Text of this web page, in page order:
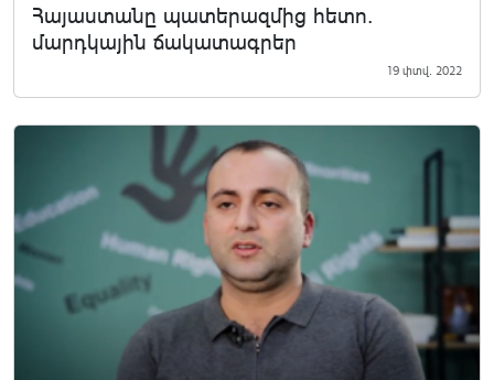
Հայաստանը պատերազմից հետո.
մարդկային ճակատագրեր
19 փտվ. 2022